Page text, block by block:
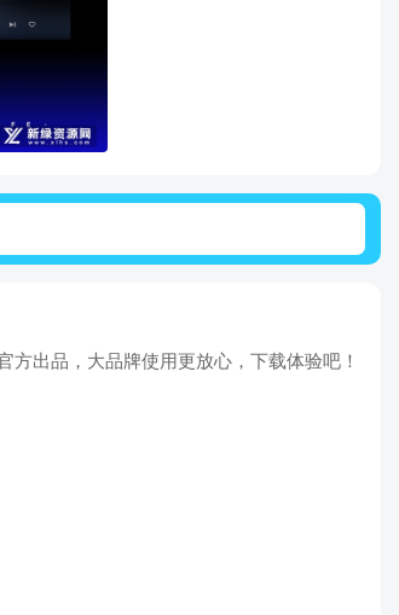
出品，大品牌使用更放心，下载体验吧！